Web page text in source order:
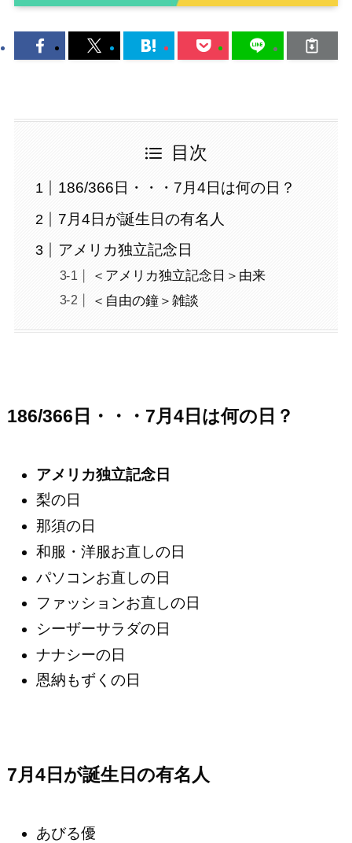
目次
186/366日・・・7月4日は何の日？
7月4日が誕生日の有名人
アメリカ独立記念日
＜アメリカ独立記念日＞由来
＜自由の鐘＞雑談
186/366日・・・7月4日は何の日？
アメリカ独立記念日
梨の日
那須の日
和服・洋服お直しの日
パソコンお直しの日
ファッションお直しの日
シーザーサラダの日
ナナシーの日
恩納もずくの日
7月4日が誕生日の有名人
あびる優